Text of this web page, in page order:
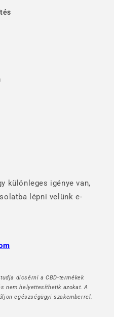
különleges igénye van,
lépni velünk e-
dicsérni a CBD-termékek
nem helyettesíthetik azokat. A
egészségügyi szakemberrel.